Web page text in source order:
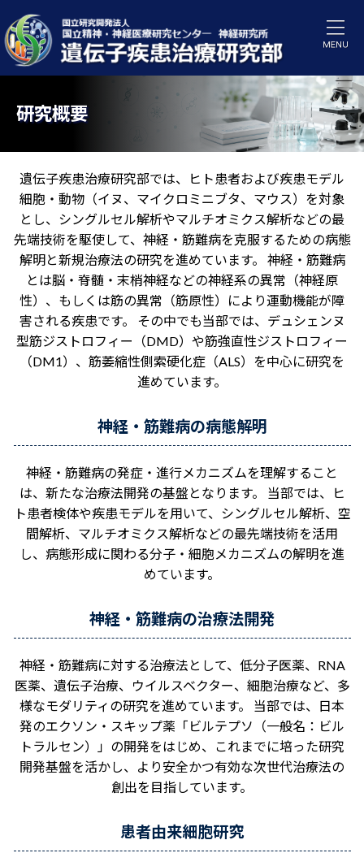
研究概要
遺伝子疾患治療研究部では、ヒト患者および疾患モデル
細胞・動物（イヌ、マイクロミニブタ、マウス）を対象
とし、シングルセル解析やマルチオミクス解析などの最
先端技術を駆使して、神経・筋難病を克服するための病態
解明と新規治療法の研究を進めています。 神経・筋難病
とは脳・脊髄・末梢神経などの神経系の異常（神経原
性）、もしくは筋の異常（筋原性）により運動機能が障
害される疾患です。 その中でも当部では、デュシェンヌ
型筋ジストロフィー（DMD）や筋強直性ジストロフィー
（DM1）、筋萎縮性側索硬化症（ALS）を中心に研究を
進めています。
神経・筋難病の病態解明
神経・筋難病の発症・進行メカニズムを理解すること
は、新たな治療法開発の基盤となります。 当部では、ヒ
ト患者検体や疾患モデルを用いて、シングルセル解析、空
間解析、マルチオミクス解析などの最先端技術を活用
し、病態形成に関わる分子・細胞メカニズムの解明を進
めています。
神経・筋難病の治療法開発
神経・筋難病に対する治療法として、低分子医薬、RNA
医薬、遺伝子治療、ウイルスベクター、細胞治療など、多
様なモダリティの研究を進めています。 当部では、日本
発のエクソン・スキップ薬「ビルテプソ（一般名：ビル
トラルセン）」の開発をはじめ、これまでに培った研究
開発基盤を活かし、より安全かつ有効な次世代治療法の
創出を目指しています。
患者由来細胞研究